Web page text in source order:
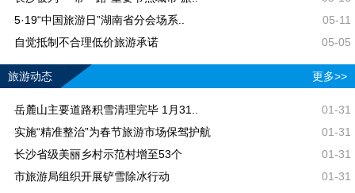
5·19“中国旅游日”湖南省分会场系..
05-11
自觉抵制不合理低价旅游承诺
05-05
旅游动态 更多>>
岳麓山主要道路积雪清理完毕 1月31..
01-31
实施“精准整治”为春节旅游市场保驾护航
01-31
长沙省级美丽乡村示范村增至53个
01-31
市旅游局组织开展铲雪除冰行动
01-31